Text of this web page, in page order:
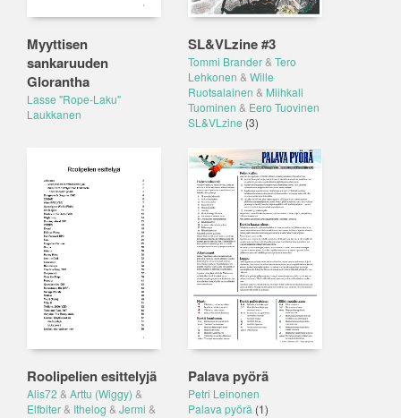
Myyttisen
sankaruuden
Glorantha
Lasse "Rope-Laku"
Laukkanen
SL&VLzine #3
Tommi Brander& Tero
Lehkonen & Wille
Ruotsalainen & Miihkali
Tuominen & Eero Tuovinen
SL&VLzine (3)
Roolipelien esittelyjä
Alis72 & Arttu (Wiggy) &
Elfbiter& Ithelog & Jermi &
Palava pyörä
Petri Leinonen
Palava pyörä (1)